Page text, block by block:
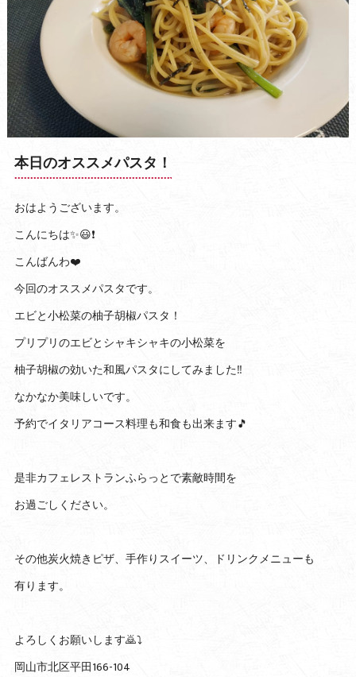
本日のオススメパスタ！
おはようございます。
こんにちは✨😃❗
こんばんわ❤️
今回のオススメパスタです。
エビと小松菜の柚子胡椒パスタ！
プリプリのエビとシャキシャキの小松菜を
柚子胡椒の効いた和風パスタにしてみました‼️
なかなか美味しいです。
予約でイタリアコース料理も和食も出来ます🎵
是非カフェレストランふらっとで素敵時間を
お過ごしください。
その他炭火焼きピザ、手作りスイーツ、ドリンクメニューも
有ります。
よろしくお願いします🙇⤵️
岡山市北区平田166-104